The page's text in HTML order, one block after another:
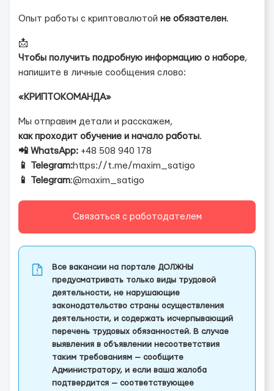
Опыт работы с криптовалютой не обязателен.
📩
Чтобы получить подробную информацию о наборе,
напишите в личные сообщения слово:
«КРИПТОКОМАНДА»
Мы отправим детали и расскажем,
как проходит обучение и начало работы.
📲 WhatsApp: +48 508 940 178
📱 Telegram:https://t.me/maxim_satigo
📱 Telegram:@maxim_satigo
Связаться с работодателем
Все вакансии на портале ДОЛЖНЫ
предусматривать только виды трудовой
деятельности, не нарушающие
законодательство страны осуществления
деятельности, и содержать исчерпывающий
перечень трудовых обязанностей. В случае
выявления в объявлении несоответствия
таким требованиям — сообщите
Администратору, и если ваша жалоба
подтвердится — соответствующее